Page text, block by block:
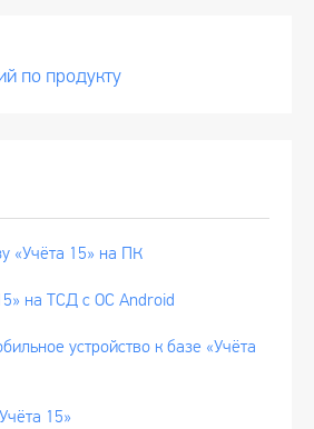
по продукту
«Учёта 15» на ПК
на ТСД с ОС Android
устройство к базе «Учёта
15»